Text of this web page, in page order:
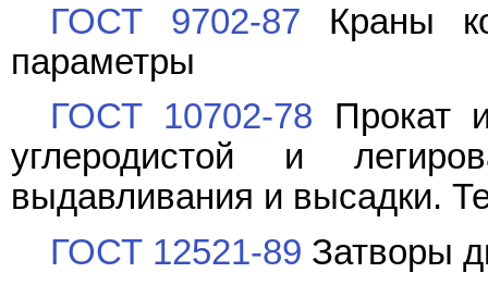
ГОСТ 9702-87 Краны
параметры
ГОСТ 10702-78 Прокат
углеродистой и
выдавливания и высадки.
ГОСТ 12521-89 Затворы